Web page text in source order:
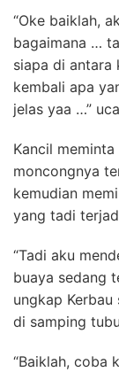
“Oke baiklah,
bagaimana …
siapa di antara
kembali apa
jelas yaa …”
Kancil
moncongnya
kemudian
yang tadi
“Tadi aku
buaya sedang
ungkap
di samping
“Baiklah, coba